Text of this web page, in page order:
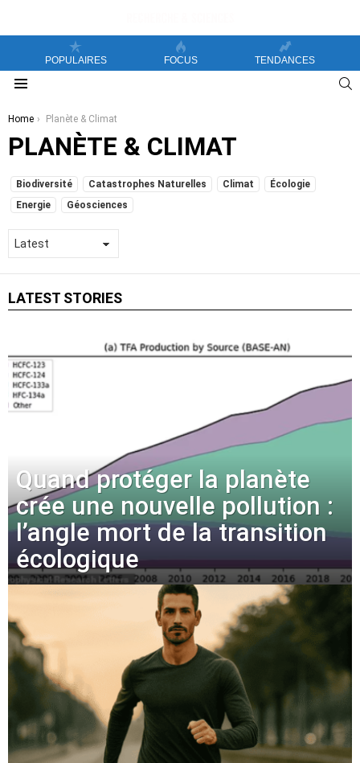
POPULAIRES FOCUS TENDANCES
You are here:
Home Planète & Climat
PLANÈTE & CLIMAT
SUBTERMS
Biodiversité Catastrophes Naturelles Climat
Écologie
Energie
Géosciences
LATEST STORIES
Quand protéger la planète
crée une nouvelle pollution :
l’angle mort de la transition
écologique